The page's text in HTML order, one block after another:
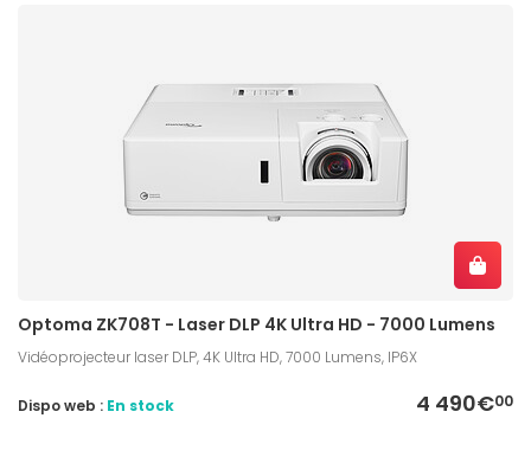
Optoma ZK708T - Laser DLP 4K Ultra HD - 7000 Lumens
Vidéoprojecteur laser DLP, 4K Ultra HD, 7000 Lumens, IP6X
4 490€00
Dispo web : En stock